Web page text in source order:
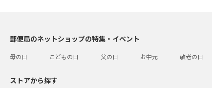
郵便局のネットショップの特集・イベント
母の日 こどもの日 父の日 お中元 敬老の日
ストアから探す